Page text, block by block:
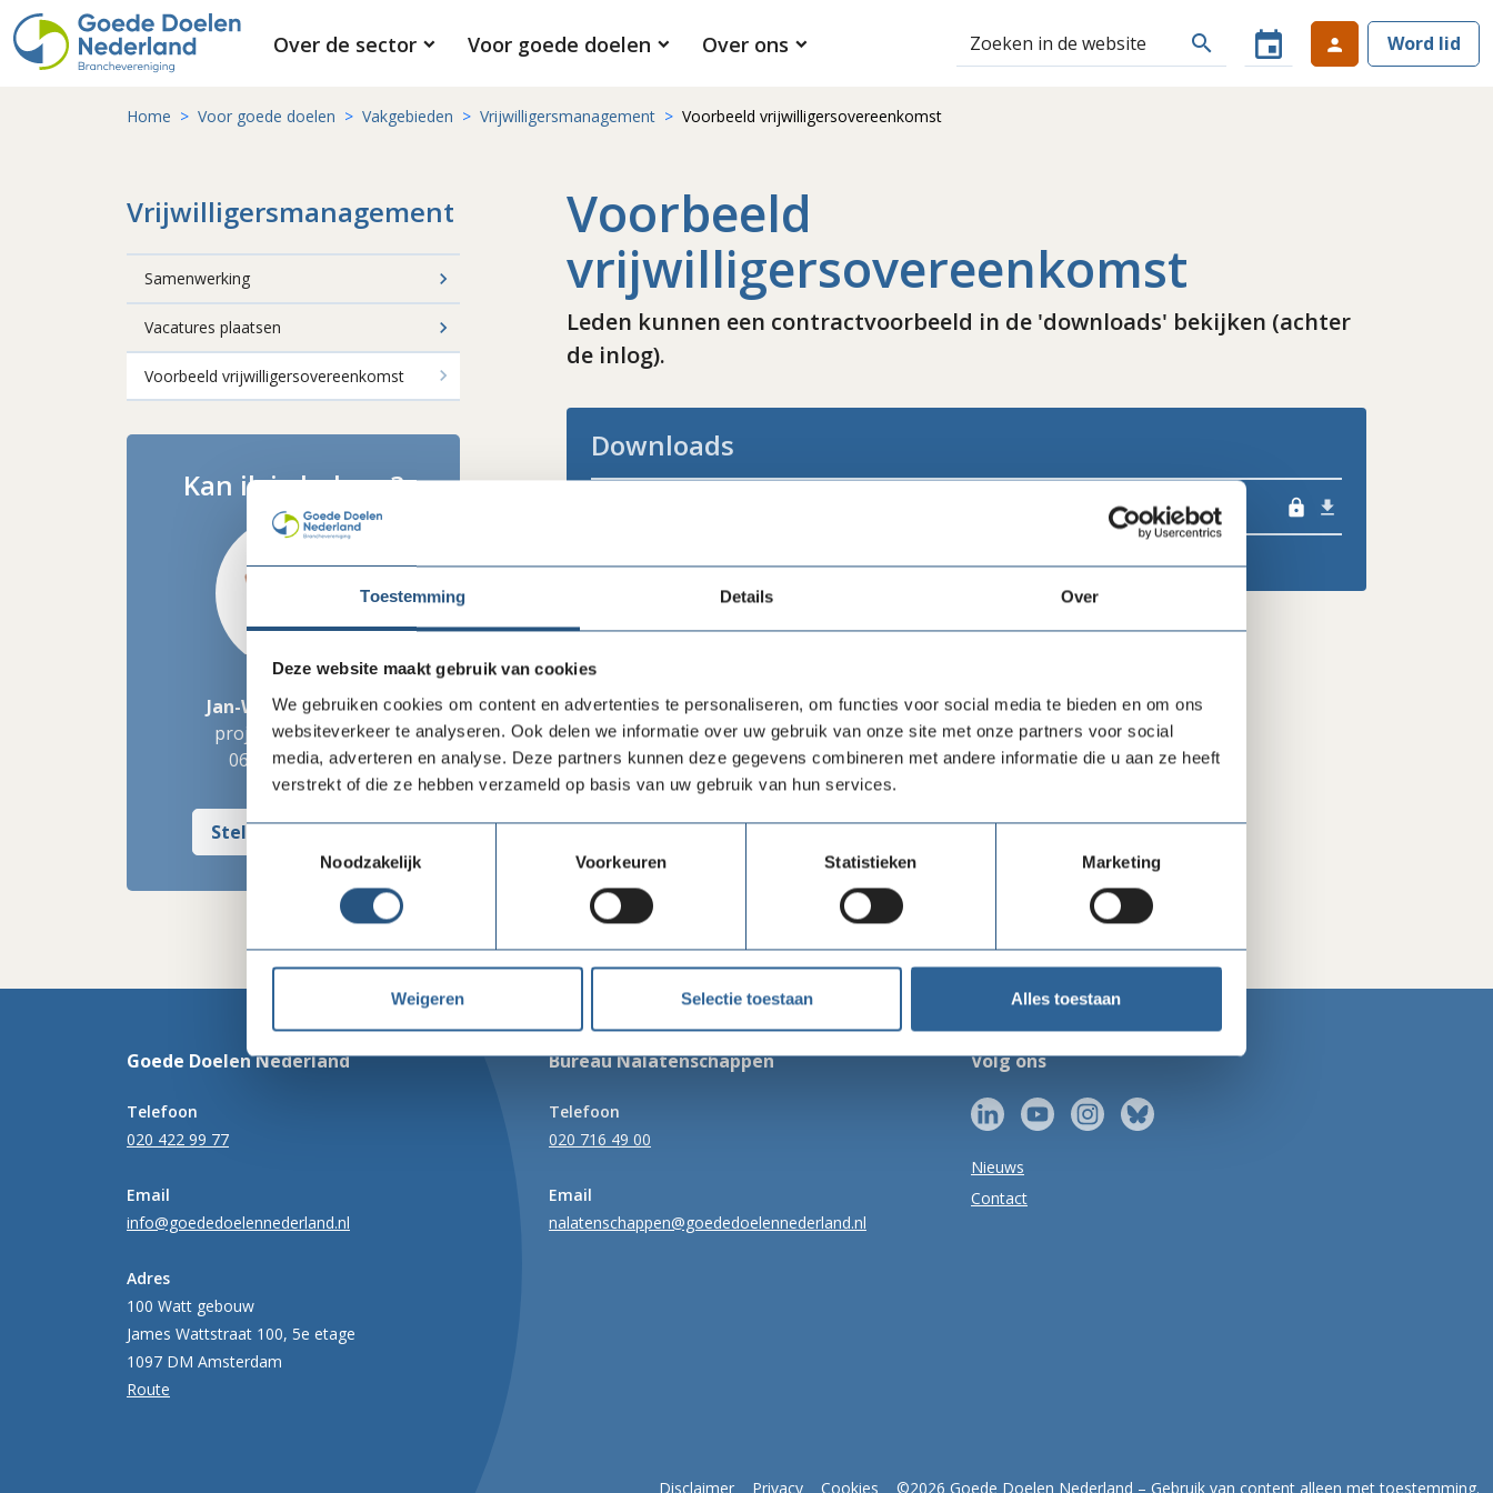
Toestemming Details Over
Deze website maakt gebruik van cookies
We gebruiken cookies om content en advertenties te personaliseren, om functies voor social media te bieden en om ons
websiteverkeer te analyseren. Ook delen we informatie over uw gebruik van onze site met onze partners voor social
media, adverteren en analyse. Deze partners kunnen deze gegevens combineren met andere informatie die u aan ze heeft
verstrekt of die ze hebben verzameld op basis van uw gebruik van hun services.
Noodzakelijk
Voorkeuren Statistieken Marketing
Weigeren Selectie toestaan Alles toestaan
Over de sector Voor goede doelen Over ons search event person Word lid
Home Voor goede doelen Vakgebieden Vrijwilligersmanagement Voorbeeld vrijwilligersovereenkomst
Voorbeeld
vrijwilligersovereenkomst
Leden kunnen een contractvoorbeeld in de 'downloads' bekijken (achter
de inlog).
Downloads
lock
Vrijwilligersmanagement
Samenwerking
Vacatures plaatsen
Voorbeeld vrijwilligersovereenkomst
Kan ik je helpen?
Jan-Willem de Bruin
projectcoördinator
06 - 51 82 28 54
Stel mij een vraag
Goede Doelen Nederland
Telefoon
020 422 99 77
Email
info@goededoelennederland.nl
Adres
100 Watt gebouw
James Wattstraat 100, 5e etage
1097 DM Amsterdam
Route
Bureau Nalatenschappen
Telefoon
020 716 49 00
Email
nalatenschappen@goededoelennederland.nl
Volg ons
Nieuws
Contact
Disclaimer Privacy Cookies ©2026 Goede Doelen Nederland – Gebruik van content alleen met toestemming.